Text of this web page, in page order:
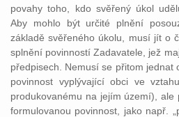
povahy toho, kdo svěřený úkol
Aby mohlo být určité plnění
základě svěřeného úkolu, musí jít o
splnění povinností Zadavatele, jež
předpisech. Nemusí se přitom jednat
povinnost vyplývající obci ve
produkovanému na jejím území),
formulovanou povinnost, jako např.